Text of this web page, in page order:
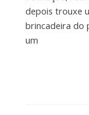
depois trouxe
brincadeira do
um